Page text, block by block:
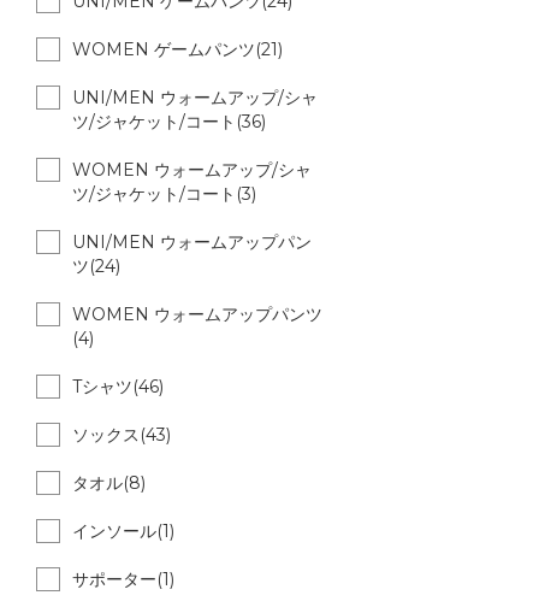
WOMEN ゲームパンツ(21)
UNI/MEN ウォームアップ/シャ
ツ/ジャケット/コート(36)
WOMEN ウォームアップ/シャ
ツ/ジャケット/コート(3)
UNI/MEN ウォームアップパン
ツ(24)
WOMEN ウォームアップパンツ
(4)
Tシャツ(46)
ソックス(43)
タオル(8)
インソール(1)
サポーター(1)